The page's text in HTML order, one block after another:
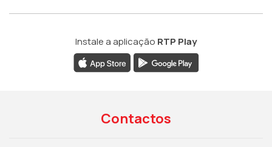
Instale a aplicação RTP Play
Contactos